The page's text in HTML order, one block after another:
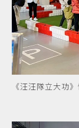
《汪汪隊立大功